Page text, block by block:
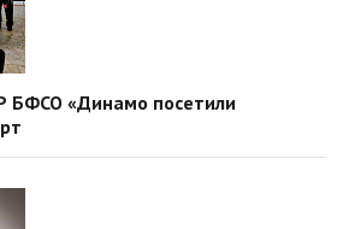
«Динамо посетили